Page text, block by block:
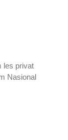
les privat
Nasional